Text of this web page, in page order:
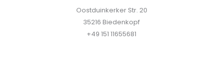
Oostduinkerker Str. 20
35216 Biedenkopf
+49 151 11655681